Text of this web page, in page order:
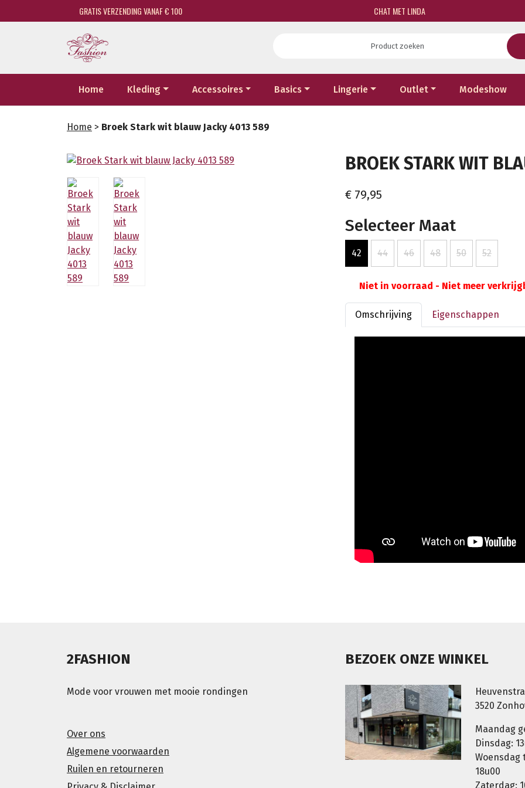
GRATIS VERZENDING VANAF € 100 CHAT MET LINDA
Home Kleding Accessoires Basics Lingerie Outlet Modeshow
Home > Broek Stark wit blauw Jacky 4013 589
BROEK STARK WIT
€ 79,95
Selecteer Maat
42 44 46 48 50 52
Niet in voorraad - Niet meer
Omschrijving Eigenschappen
2FASHION
Mode voor vrouwen met mooie rondingen
Over ons
Algemene voorwaarden
Ruilen en retourneren
BEZOEK ONZE WINKEL
3520
Maandag
Dinsdag:
Woensdag
18u00
Zaterdag: